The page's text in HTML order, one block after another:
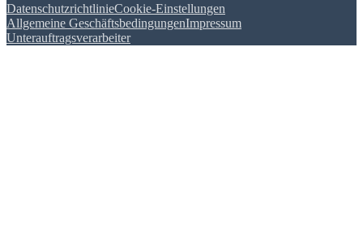
DatenschutzrichtlinieCookie-Einstellungen
Allgemeine GeschäftsbedingungenImpressum
Unterauftragsverarbeiter